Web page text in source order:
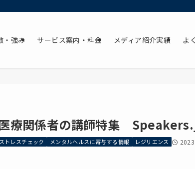
・強み サービス案内・料金 メディア紹介実績 よ
療関係者の講師特集
ストレスチェック メンタルヘルスに寄与する情報 レジリエンス